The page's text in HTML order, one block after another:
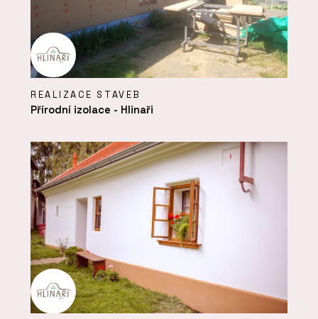
REALIZACE STAVEB
Přírodní izolace - Hlinaři